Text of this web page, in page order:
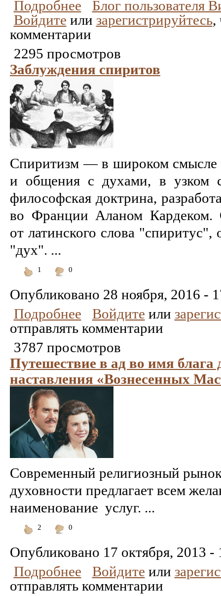
Подробнее
Блог пользователя
Войдите или зарегистрируйтесь,
комментарии
2295 просмотров
Заблуждения спиритов
Спиритизм — в широком
и общения с духами, в узком
философская доктрина,
во Франции Аланом Кардеком.
от латинского слова
"дух". ...
1
0
Опубликовано 28 ноября, 2016 -
Подробнее
Войдите или
отправлять комментарии
3787 просмотров
Путешествие в ад во имя
наставления «Вознесенных
Современный религиозный
духовности предлагает всем
наименование услуг. ...
2
0
Опубликовано 17 октября, 2013 -
Подробнее
Войдите или
отправлять комментарии